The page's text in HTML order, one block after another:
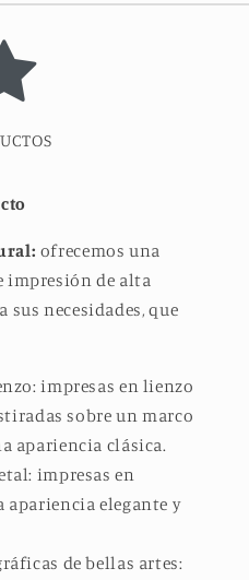
ofrecemos una
impresión de alta
sus necesidades, que
impresas en lienzo
sobre un marco
apariencia clásica.
impresas en
elegante y
de bellas artes: